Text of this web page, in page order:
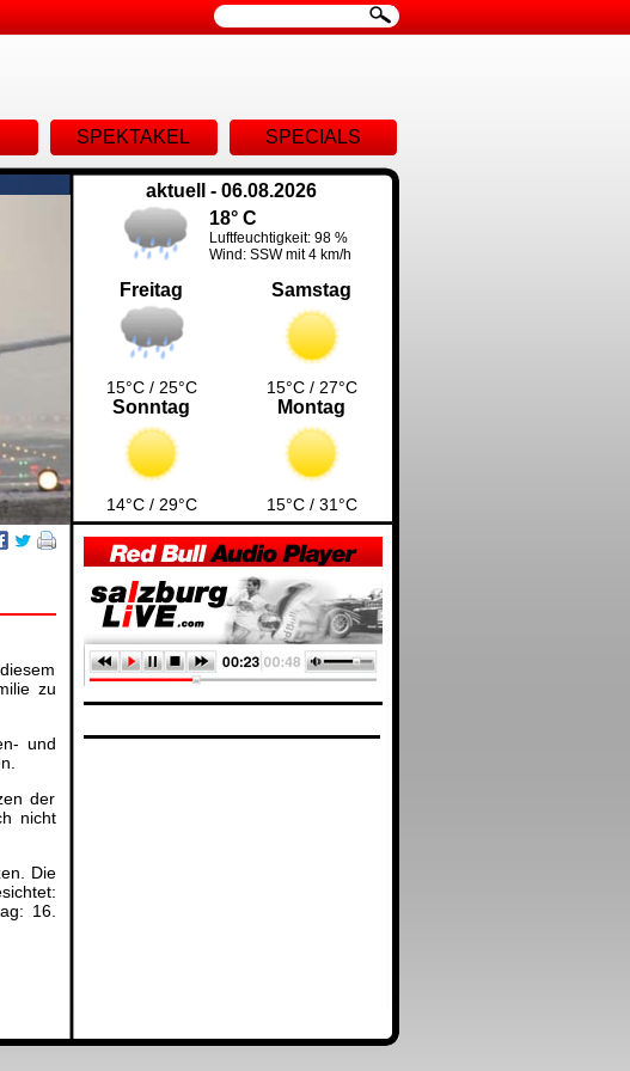
Navigation
überspringen
SPEKTAKEL SPECIALS
aktuell - 06.08.2026
18° C
Luftfeuchtigkeit: 98 %
Wind: SSW mit 4 km/h
Freitag
15°C / 25°C
Samstag
15°C / 27°C
Sonntag
14°C / 29°C
Montag
15°C / 31°C
zu
und
der
nicht
Die
16.